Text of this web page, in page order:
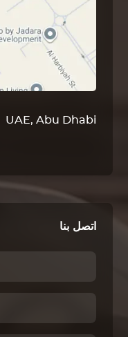
UAE, Abu Dhabi
اتصل بنا